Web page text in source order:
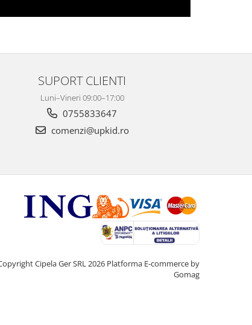
SUPORT CLIENTI
Luni–Vineri 09:00–17:00
0755833647
comenzi@upkid.ro
Cipela Ger SRL 2026 Platforma E-commerce by
Gomag